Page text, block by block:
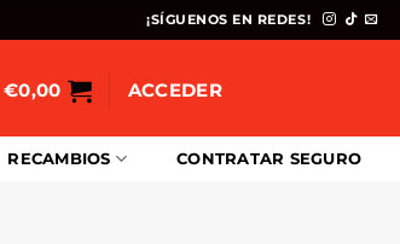
¡SÍGUENOS EN REDES!
€0,00 ACCEDER
RECAMBIOS CONTRATAR SEGURO